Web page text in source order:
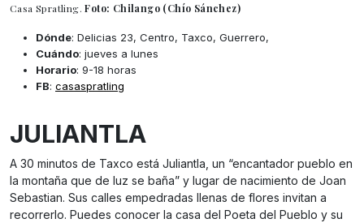
Casa Spratling.Foto: Chilango (Chío Sánchez)
Dónde: Delicias 23, Centro, Taxco, Guerrero,
Cuándo: jueves a lunes
Horario: 9-18 horas
FB: casaspratling
JULIANTLA
A 30 minutos de Taxco está Juliantla, un “encantador pueblo en
la montaña que de luz se baña” y lugar de nacimiento de Joan
Sebastian. Sus calles empedradas llenas de flores invitan a
recorrerlo. Puedes conocer la casa del Poeta del Pueblo y su